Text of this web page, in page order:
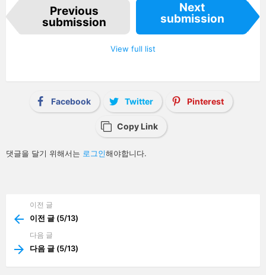
t
m
Previous
submission
Next
submission
View full list
Facebook Twitter Pinterest
Copy Link
답
글
댓글을 달기 위해서는 로그인해야합니다.
more
이전 글
이전 글 (5/13)
다음 글
다음 글 (5/13)